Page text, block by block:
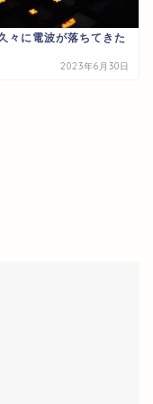
々に電波が落ちてきた
2023年6月30日